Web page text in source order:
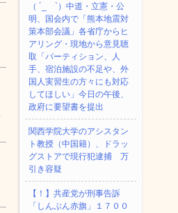
（ ´_ゝ`）中道・立憲・公
明、国会内で「熊本地震対
策本部会議」各省庁からヒ
アリング・現地から意見聴
取「パーティション、人
手、宿泊施設の不足や、外
国人実習生の方々にも対応
してほしい」今日の午後、
政府に要望書を提出
関西学院大学のアシスタン
ト教授（中国籍）、ドラッ
グストアで現行犯逮捕 万
引き容疑
【！】共産党が刑事告訴
「しんぶん赤旗」１７００